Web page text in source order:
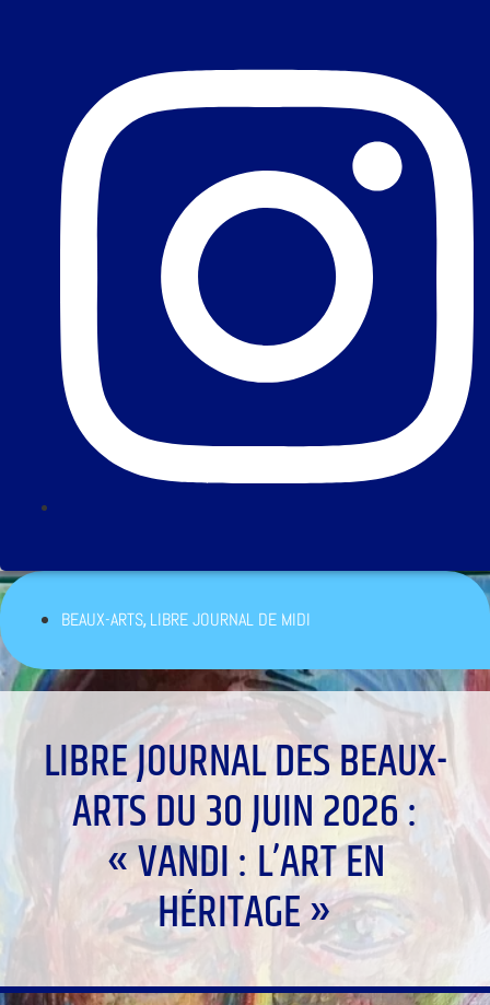
BEAUX-ARTS,LIBRE JOURNAL DE MIDI
LIBRE JOURNAL DES BEAUX-
ARTS DU 30 JUIN 2026 :
« VANDI : L’ART EN
HÉRITAGE »